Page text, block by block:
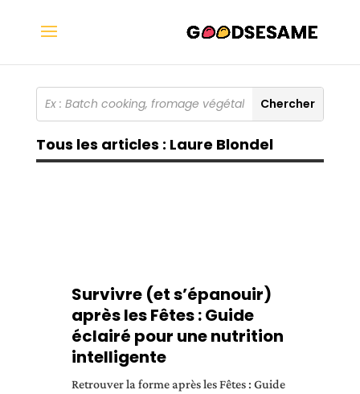
Tous les articles : Laure Blondel
Survivre (et s’épanouir)
après les Fêtes : Guide
éclairé pour une nutrition
intelligente
Retrouver la forme après les Fêtes : Guide